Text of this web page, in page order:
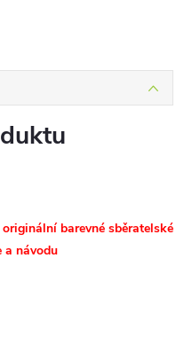
barevné sběratelské
a návodu